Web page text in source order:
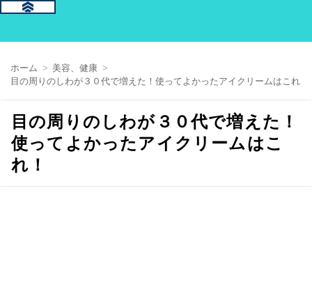
ホーム
美容、健康
目の周りのしわが３０代で増えた！使ってよかったアイクリームはこれ！
目の周りのしわが３０代で増えた！
使ってよかったアイクリームはこ
れ！